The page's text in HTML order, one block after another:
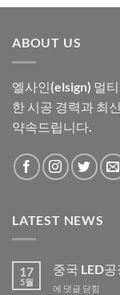
ABOUT US
엘사인(elsign) 멀
한 시공 경력과 최
약속드립니다.
LATEST NEWS
17
5월
중국 LED
중
에 댓글 닫힘